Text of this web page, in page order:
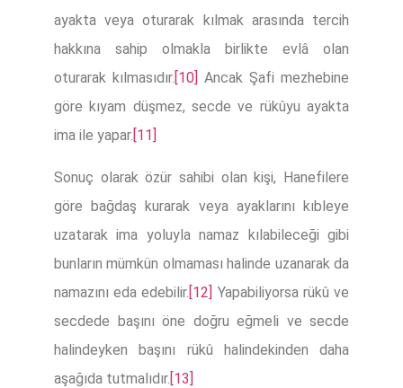
ayakta veya oturarak kılmak arasında tercih
hakkına sahip olmakla birlikte evlâ olan
oturarak kılmasıdır. [10] Ancak Şafi mezhebine
göre kıyam düşmez, secde ve rükûyu ayakta
ima ile yapar. [11]
Sonuç olarak özür sahibi olan kişi, Hanefilere
göre bağdaş kurarak veya ayaklarını kıbleye
uzatarak ima yoluyla namaz kılabileceği gibi
bunların mümkün olmaması halinde uzanarak da
namazını eda edebilir. [12] Yapabiliyorsa rükû ve
secdede başını öne doğru eğmeli ve secde
halindeyken başını rükû halindekinden daha
aşağıda tutmalıdır. [13]